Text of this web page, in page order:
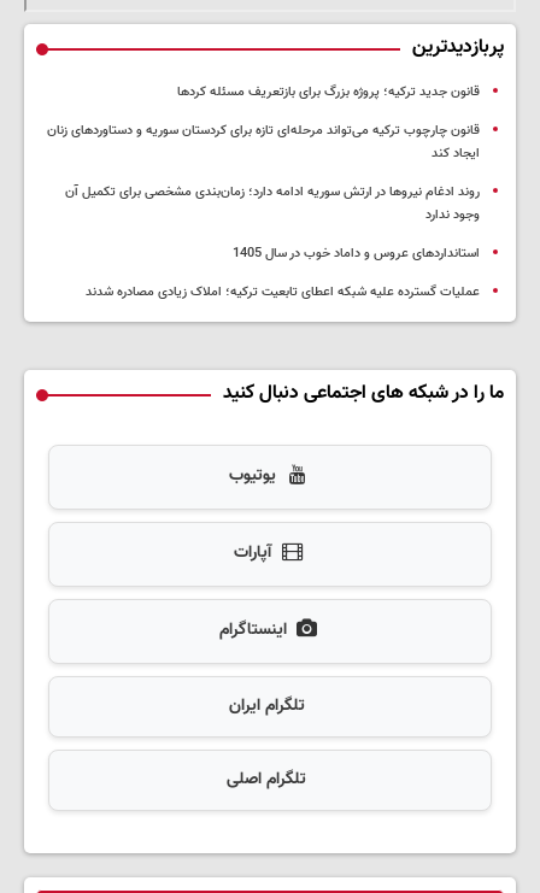
پربازدیدترین
قانون جدید ترکیه؛ پروژه بزرگ‌ برای بازتعریف مسئله کردها
قانون چارچوب ترکیه می‌تواند مرحله‌ای تازه برای کردستان سوریه و دستاوردهای زنان
ایجاد کند
روند ادغام نیروها در ارتش سوریه ادامه دارد؛ زمان‌بندی مشخصی برای تکمیل آن
وجود ندارد
استانداردهای عروس و داماد خوب در سال 1405
عملیات گسترده علیه شبکه اعطای تابعیت ترکیه؛ املاک زیادی مصادره شدند
ما را در شبکه های اجتماعی دنبال کنید
یوتیوب
آپارات
اینستاگرام
تلگرام ایران
تلگرام اصلی